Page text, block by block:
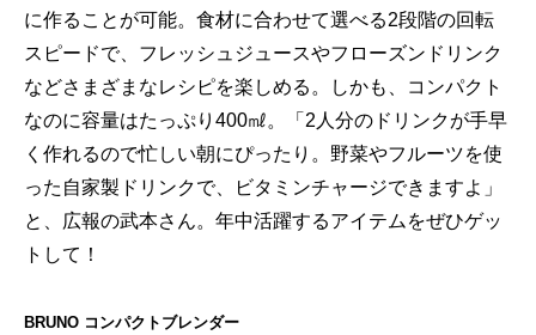
に作ることが可能。食材に合わせて選べる2段階の回転
スピードで、フレッシュジュースやフローズンドリンク
などさまざまなレシピを楽しめる。しかも、コンパクト
なのに容量はたっぷり400㎖。「2人分のドリンクが手早
く作れるので忙しい朝にぴったり。野菜やフルーツを使
った自家製ドリンクで、ビタミンチャージできますよ」
と、広報の武本さん。年中活躍するアイテムをぜひゲッ
トして！
BRUNO コンパクトブレンダー